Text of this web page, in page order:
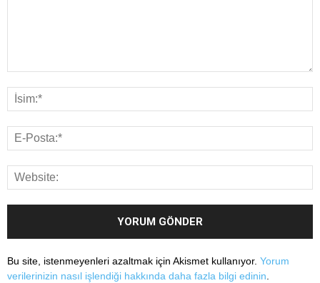
Bu site, istenmeyenleri azaltmak için Akismet kullanıyor. Yorum
verilerinizin nasıl işlendiği hakkında daha fazla bilgi edinin.